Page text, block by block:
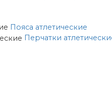
Пояса атлетические
Перчатки